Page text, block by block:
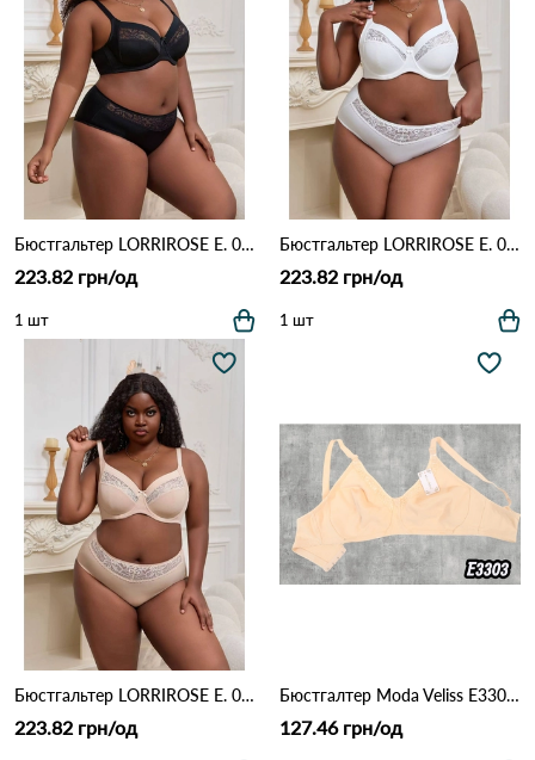
Бюстгальтер LORRIROSE E. 009 Чорний
223.82 грн/од
1 шт
Бюстгальтер LORRIROSE E. 009 Білий
223.82 грн/од
1 шт
Бюстгальтер LORRIROSE E. 009 Бежевий
223.82 грн/од
Бюстгалтер Moda Veliss E3303 16,1 Бежевий
127.46 грн/од